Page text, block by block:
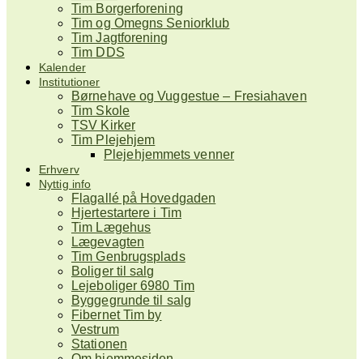
Tim Borgerforening
Tim og Omegns Seniorklub
Tim Jagtforening
Tim DDS
Kalender
Institutioner
Børnehave og Vuggestue – Fresiahaven
Tim Skole
TSV Kirker
Tim Plejehjem
Plejehjemmets venner
Erhverv
Nyttig info
Flagallé på Hovedgaden
Hjertestartere i Tim
Tim Lægehus
Lægevagten
Tim Genbrugsplads
Boliger til salg
Lejeboliger 6980 Tim
Byggegrunde til salg
Fibernet Tim by
Vestrum
Stationen